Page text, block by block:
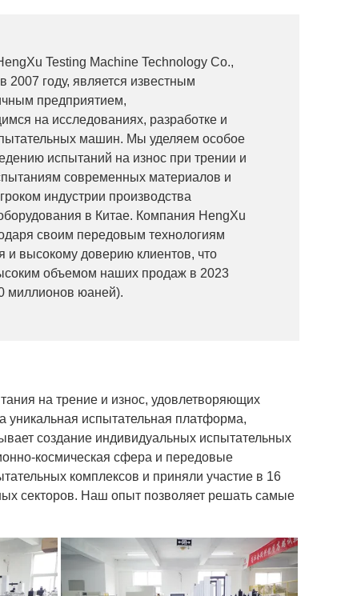
Testing Machine Technology Co.,
2007 году, является известным
предприятием,
на исследованиях, разработке и
машин. Мы уделяем особое
испытаний на износ при трении и
современных материалов и
индустрии производства
в Китае. Компания HengXu
своим передовым технологиям
и высокому доверию клиентов, что
объемом наших продаж в 2023
миллионов юаней).
на трение и износ, удовлетворяющих
испытательная платформа,
создание индивидуальных испытательных
космическая сфера и передовые
комплексов и приняли участие в 16
секторов. Наш опыт позволяет решать самые